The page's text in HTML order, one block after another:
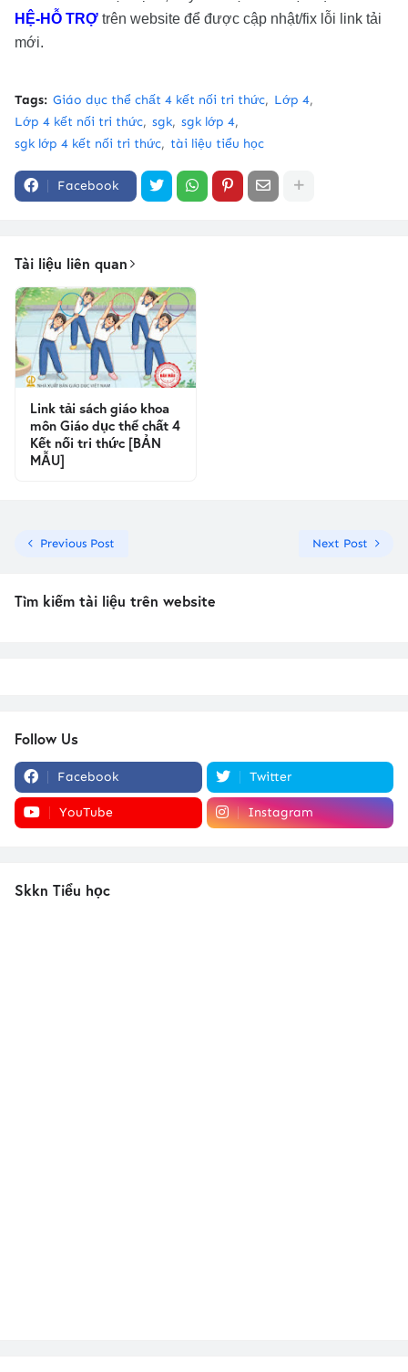
HỆ-HỖ TRỢ trên website để được cập nhật/fix lỗi link tải
mới.
Tags: Giáo dục thể chất 4 kết nối tri thức
Lớp 4
Lớp 4 kết nối tri thức sgk sgk lớp 4
sgk lớp 4 kết nối tri thức
tài liệu tiểu học
Facebook
Tài liệu liên quan
Link tải sách giáo khoa
môn Giáo dục thể chất 4
Kết nối tri thức [BẢN
MẪU]
Previous Post Next Post
Tìm kiếm tài liệu trên website
Follow Us
Facebook Twitter
YouTube Instagram
Skkn Tiểu học